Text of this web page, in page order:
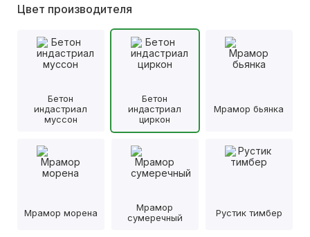
Цвет производителя
Бетон
индастриал
муссон
Бетон
индастриал
циркон
Мрамор бьянка
Мрамор морена
Мрамор
сумеречный
Рустик тимбер